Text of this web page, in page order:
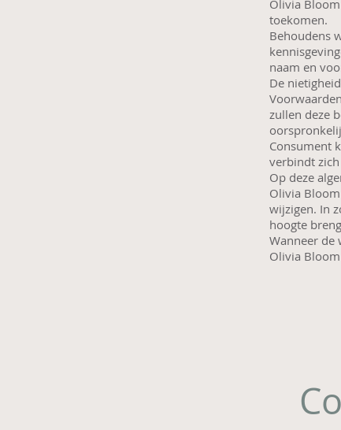
Olivia
toekomen.
Behoudens
naam en
De
zullen deze
Consument
verbindt
Op deze
Olivia
wijzigen. In
hoogte
Wanneer de
Olivia